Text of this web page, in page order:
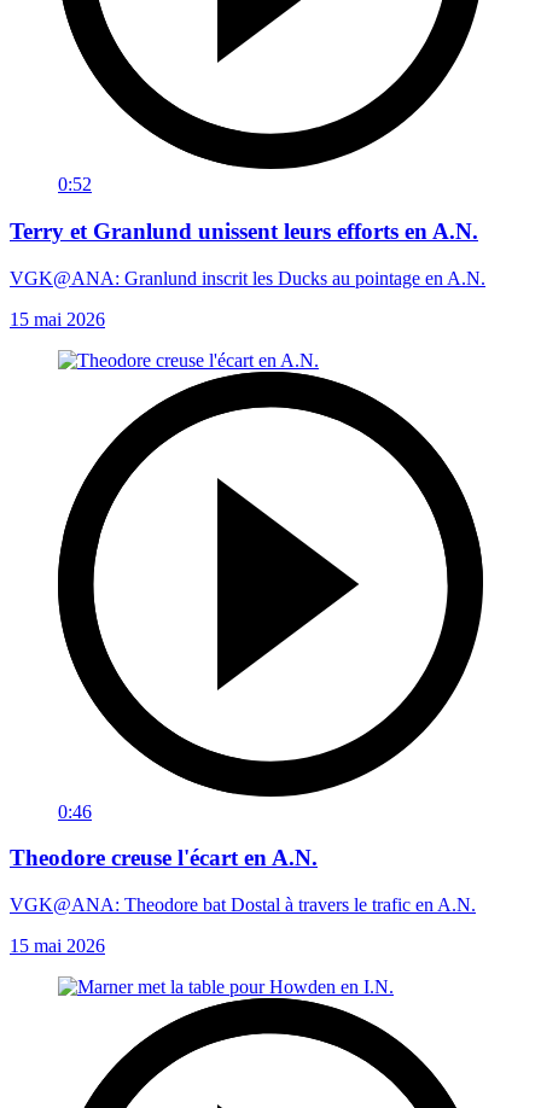
0:52
Terry et Granlund unissent leurs efforts en A.N.
VGK@ANA: Granlund inscrit les Ducks au pointage en A.N.
15 mai 2026
0:46
Theodore creuse l'écart en A.N.
VGK@ANA: Theodore bat Dostal à travers le trafic en A.N.
15 mai 2026